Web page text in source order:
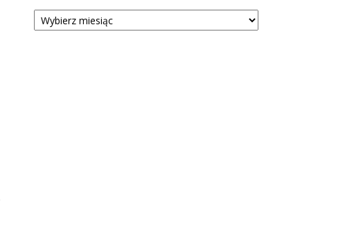
ARCHIWUM
NUMERÓW